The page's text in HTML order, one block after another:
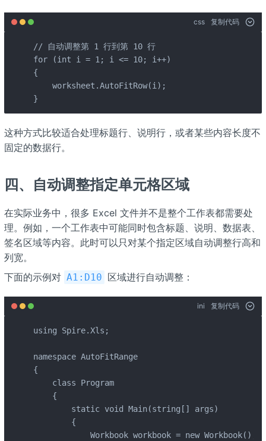
css 复制代码
// 自动调整第 1 行到第 10 行
for (int i = 1; i <= 10; i++)
{
    worksheet.AutoFitRow(i);
}
这种方式比较适合处理标题行、说明行，或者某些内容长度不
固定的数据行。
四、自动调整指定单元格区域
在实际业务中，很多 Excel 文件并不是整个工作表都需要处
理。例如，一个工作表中可能同时包含标题、说明、数据表、
签名区域等内容。此时可以只对某个指定区域自动调整行高和
列宽。
下面的示例对 ​ ​A1:D10​ ​ 区域进行自动调整：
ini 复制代码
using Spire.Xls;
namespace AutoFitRange
{
    class Program
    {
        static void Main(string[] args)
        {
            Workbook workbook = new Workbook();